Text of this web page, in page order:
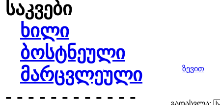
საკვები
ხილი
ბოსტნეული
მარცვლეული
- - - - - - - - - - - -
ზევით
გადასვლა: